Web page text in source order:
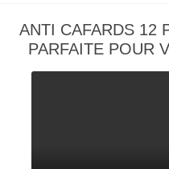
ANTI CAFARDS 12
PARFAITE POUR